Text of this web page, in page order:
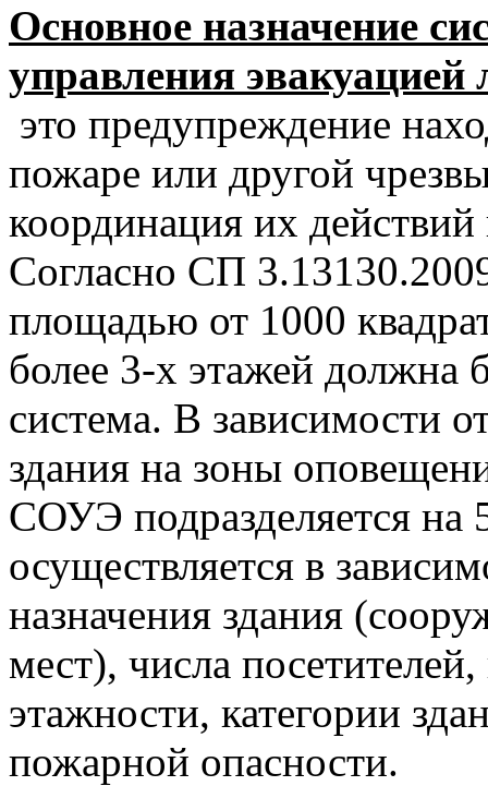
Основное назначение
управления
это предупреждение
пожаре или другой
координация их
Согласно СП
площадью от 1000
более 3-х этажей должна
система. В зависимости
здания на зоны
СОУЭ подразделяется
осуществляется в
назначения здания
мест), числа
этажности, категории
пожарной опасности.